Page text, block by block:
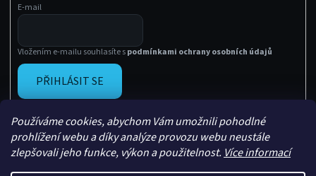
Používáme cookies, abychom Vám umožnili pohodlné
prohlížení webu a díky analýze provozu webu neustále
zlepšovali jeho funkce, výkon a použitelnost. Více informací
E-mail
Vložením e-mailu souhlasíte spodmínkami ochrany osobních údajů
PŘIHLÁSIT SE